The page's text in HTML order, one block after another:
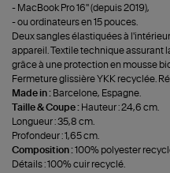
- MacBook Pro 16'' (depuis 2019),
- ou ordinateurs en 15 pouces.
Deux sangles élastiquées à
appareil. Textile technique assurant
grâce à une protection en mousse
Fermeture glissière YKK recyclée.
Made in : Barcelone, Espagne.
Taille & Coupe : Hauteur : 24,6 cm.
Longueur : 35,8 cm.
Profondeur : 1,65 cm.
Composition :100% polyester
Détails : 100% cuir recyclé.